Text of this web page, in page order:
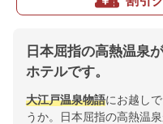
日本屈指の高熱温泉
ホテルです。
大江戸温泉物語にお越し
うか。日本屈指の高熱温